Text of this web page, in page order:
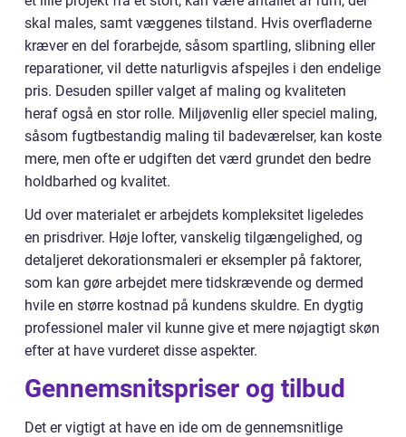
skal males, samt væggenes tilstand. Hvis overfladerne
kræver en del forarbejde, såsom spartling, slibning eller
reparationer, vil dette naturligvis afspejles i den endelige
pris. Desuden spiller valget af maling og kvaliteten
heraf også en stor rolle. Miljøvenlig eller speciel maling,
såsom fugtbestandig maling til badeværelser, kan koste
mere, men ofte er udgiften det værd grundet den bedre
holdbarhed og kvalitet.
Ud over materialet er arbejdets kompleksitet ligeledes
en prisdriver. Høje lofter, vanskelig tilgængelighed, og
detaljeret dekorationsmaleri er eksempler på faktorer,
som kan gøre arbejdet mere tidskrævende og dermed
hvile en større kostnad på kundens skuldre. En dygtig
professionel maler vil kunne give et mere nøjagtigt skøn
efter at have vurderet disse aspekter.
Gennemsnitspriser og tilbud
Det er vigtigt at have en ide om de gennemsnitlige